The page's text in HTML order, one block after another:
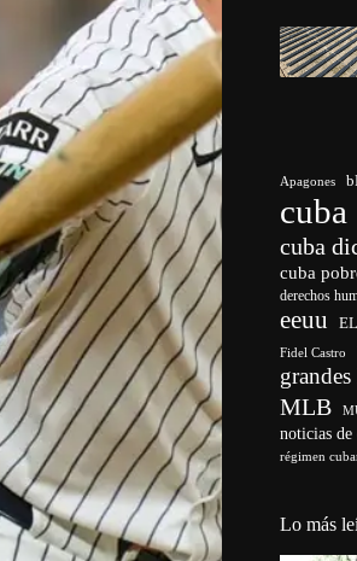
Apagones
cuba
cuba
cuba
derechos
eeuu
Fidel Castro
MLB
noticias de
régimen
Lo más